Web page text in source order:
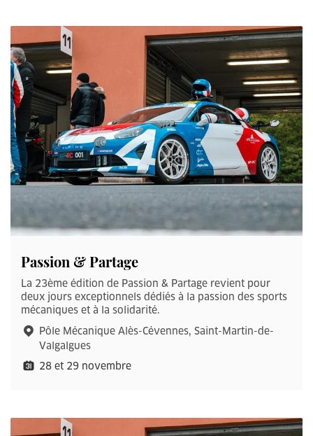
Passion & Partage
La 23ème édition de Passion & Partage revient pour
deux jours exceptionnels dédiés à la passion des sports
mécaniques et à la solidarité.
Pôle Mécanique Alès-Cévennes, Saint-Martin-de-
Valgalgues
28 et 29 novembre